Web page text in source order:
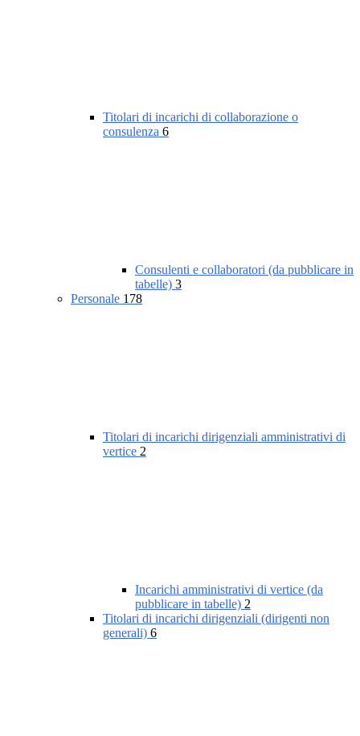
Titolari di incarichi di collaborazione o
consulenza 6
Consulenti e collaboratori (da pubblicare in
tabelle) 3
Personale 178
Titolari di incarichi dirigenziali amministrativi di
vertice 2
Incarichi amministrativi di vertice (da
pubblicare in tabelle) 2
Titolari di incarichi dirigenziali (dirigenti non
generali) 6